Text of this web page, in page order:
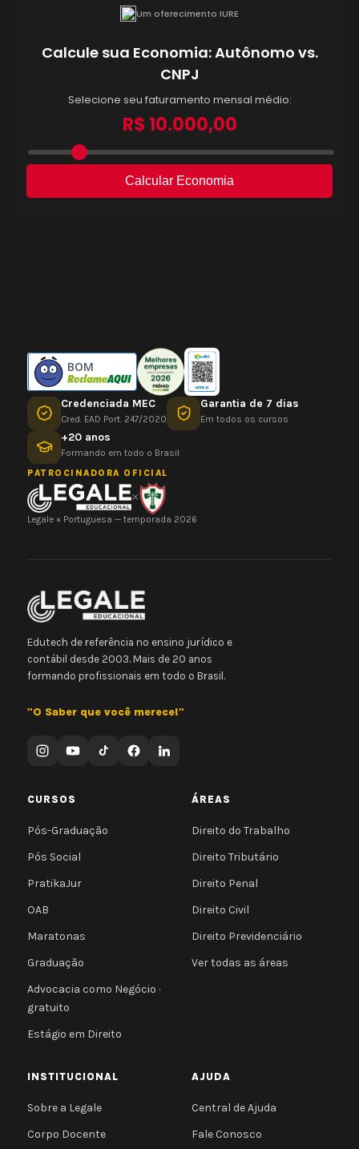
BOM
Credenciada MEC
Cred. EAD Port. 247/2020
Garantia de 7 dias
Em todos os cursos
+20 anos
Formando em todo o Brasil
PATROCINADORA OFICIAL
×
Legale × Portuguesa — temporada 2026
Edutech de referência no ensino jurídico e
contábil desde 2003. Mais de 20 anos
formando profissionais em todo o Brasil.
"O Saber que você merece!"
CURSOS
Pós-Graduação
Pós Social
PratikaJur
OAB
Maratonas
Graduação
Advocacia como Negócio ·
gratuito
Estágio em Direito
ÁREAS
Direito do Trabalho
Direito Tributário
Direito Penal
Direito Civil
Direito Previdenciário
Ver todas as áreas
INSTITUCIONAL
Sobre a Legale
Corpo Docente
AJUDA
Central de Ajuda
Fale Conosco